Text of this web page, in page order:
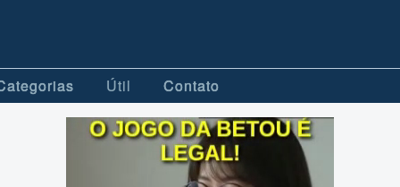
Útil Contato